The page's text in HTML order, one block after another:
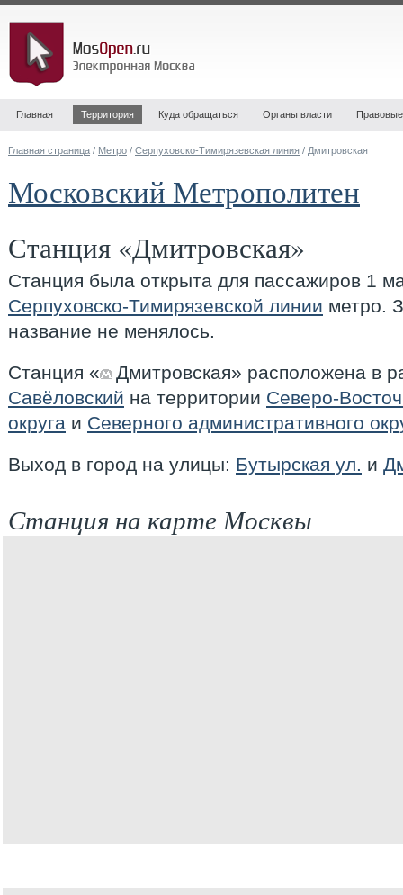
Главная Территория Куда обращаться Органы власти
Главная страница / Метро / Серпуховско-Тимирязевская линия / Дмитровская
Московский Метрополитен
Станция «Дмитровская»
Станция была открыта для пассажиров 1
Серпуховско-Тимирязевской линии метро.
название не менялось.
Станция «
Дмитровская» расположена в
Савёловский на территории Северо-
округа и Северного административного
Выход в город на улицы: Бутырская ул. и
Станция на карте Москвы